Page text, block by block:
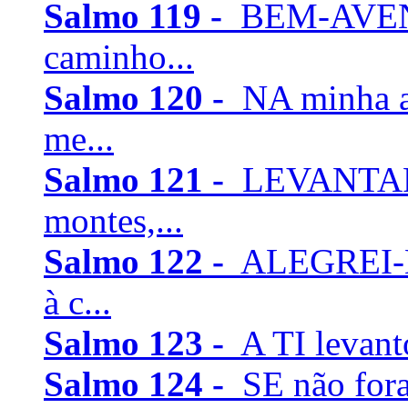
Salmo 119 - BEM-
caminho...
Salmo 120 - NA minha
me...
Salmo 121 -
montes,...
Salmo 122 - ALEGREI-
à c...
Salmo 123 - A TI
Salmo 124 - SE não